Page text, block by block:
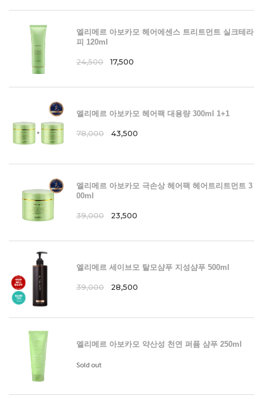
엘리메르 아보카모 헤어에센스 트리트먼트 실크테라
피 120ml
24,500 17,500
엘리메르 아보카모 헤어팩 대용량 300ml 1+1
78,000 43,500
엘리메르 아보카모 극손상 헤어팩 헤어트리트먼트 3
00ml
39,000 23,500
엘리메르 세이브모 탈모샴푸 지성샴푸 500ml
39,000 28,500
엘리메르 아보카모 약산성 천연 퍼퓸 샴푸 250ml
Sold out